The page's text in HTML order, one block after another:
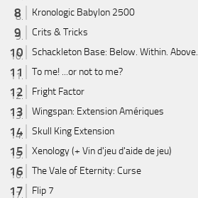
Kronologic Babylon 2500
Crits & Tricks
Schackleton Base: Below. Within. Above.
To me! ...or not to me?
Fright Factor
Wingspan: Extension Amériques
Skull King Extension
Xenology (+ Vin d'jeu d'aide de jeu)
The Vale of Eternity: Curse
Flip 7